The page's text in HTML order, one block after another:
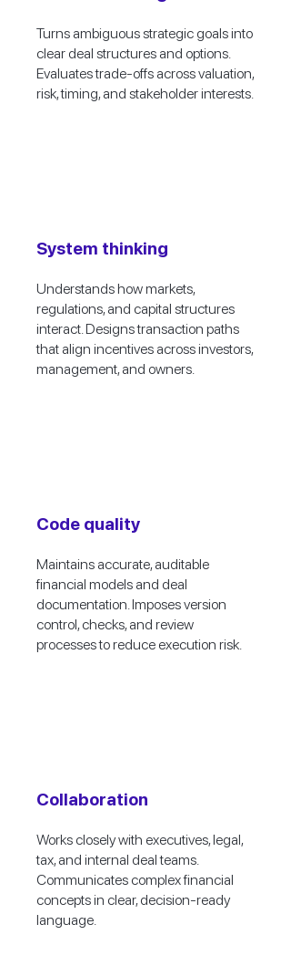
Turns ambiguous strategic goals into
clear deal structures and options.
Evaluates trade-offs across valuation,
risk, timing, and stakeholder interests.
System thinking
Understands how markets,
regulations, and capital structures
interact. Designs transaction paths
that align incentives across investors,
management, and owners.
Code quality
Maintains accurate, auditable
financial models and deal
documentation. Imposes version
control, checks, and review
processes to reduce execution risk.
Collaboration
Works closely with executives, legal,
tax, and internal deal teams.
Communicates complex financial
concepts in clear, decision-ready
language.